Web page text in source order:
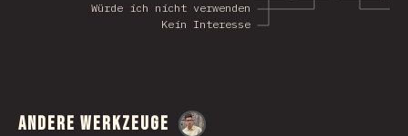
Kein Interesse
Würde ich nicht verwenden
Andere Werkzeuge